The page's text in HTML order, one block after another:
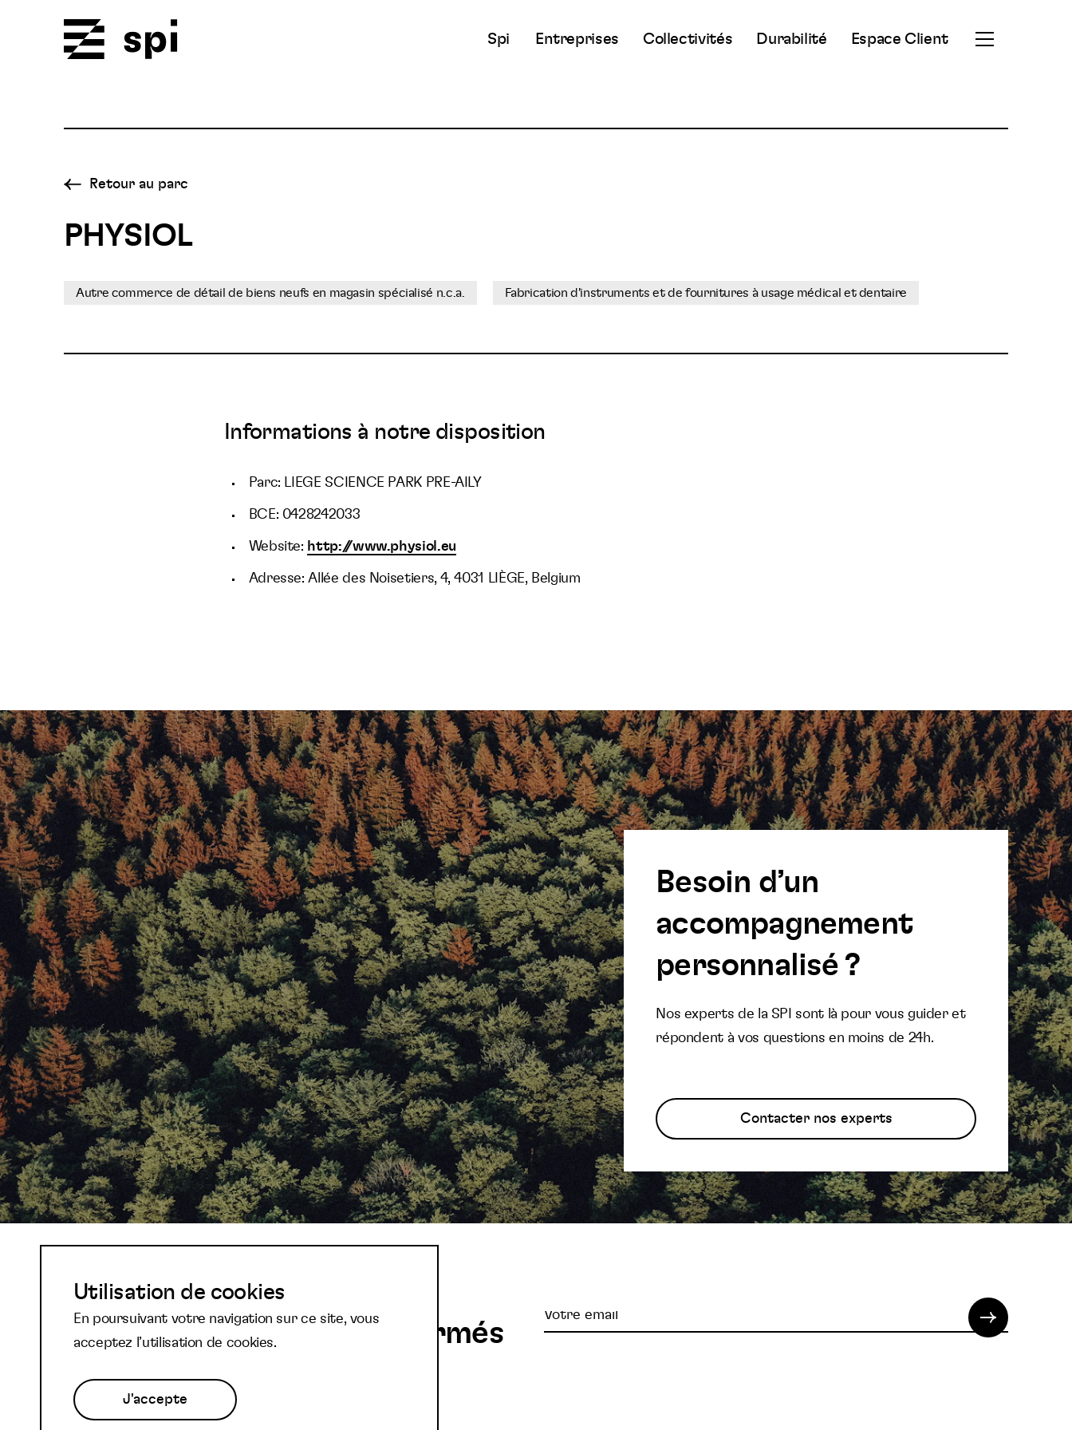
Spi Entreprises Collectivités Durabilité Espace Client
Ouvrir
Retour au parc
PHYSIOL
Autre commerce de détail de biens neufs en magasin spécialisé n.c.a. Fabrication d'instruments et de fournitures à usage médical et dentaire
Informations à notre disposition
Parc: LIEGE SCIENCE PARK PRE-AILY
BCE: 0428242033
Website: http://www.physiol.eu
Adresse: Allée des Noisetiers, 4, 4031 LIÈGE, Belgium
Besoin d’un
accompagnement
personnalisé ?
Nos experts de la SPI sont là pour vous guider et
répondent à vos questions en moins de 24h.
Contacter nos experts
Abonnez-vous à notre
newsletter et restez informés
Votre
Utilisation de cookies
En poursuivant votre navigation sur ce site, vous
acceptez l’utilisation de cookies.
J'accepte